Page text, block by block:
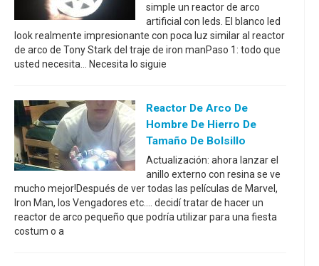
simple un reactor de arco
artificial con leds. El blanco led
look realmente impresionante con poca luz similar al reactor
de arco de Tony Stark del traje de iron manPaso 1: todo que
usted necesita... Necesita lo siguie
Reactor De Arco De
Hombre De Hierro De
Tamaño De Bolsillo
Actualización: ahora lanzar el
anillo externo con resina se ve
mucho mejor!Después de ver todas las películas de Marvel,
Iron Man, los Vengadores etc.... decidí tratar de hacer un
reactor de arco pequeño que podría utilizar para una fiesta
costum o a